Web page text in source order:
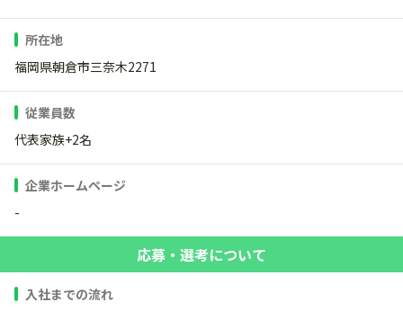
所在地
福岡県朝倉市三奈木2271
従業員数
代表家族+2名
企業ホームページ
-
応募・選考について
入社までの流れ